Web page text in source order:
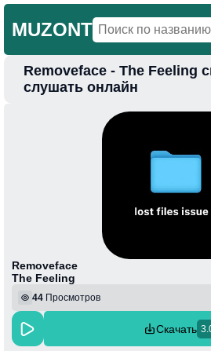
MUZONT
Главная
Removeface - The Feeling
слушать онлайн
Removeface
The Feeling
44 Просмотров
Скачать